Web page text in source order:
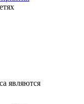
являются